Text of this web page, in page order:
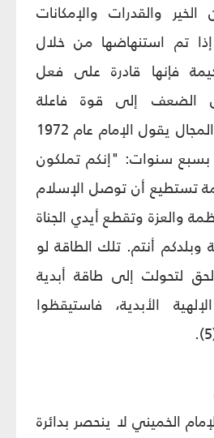
الخير والقدرات والإمكانات
إذا تم استنهاضها من خلال
فإنها قادرة على فعل
الضعف إلى قوة فاعلة
ومؤثرة. وفي هذا المجال يقول الإمام عام 1972
بسبع سنوات: "إنكم تملكون
تستطيع أن توصل الإسلام
والعزة وتقطع أيدي الجناة
وبلدكم أنتم. تلك الطاقة لو
لتحولت إلى طاقة أبدية
الأبدية، فاستيقظوا
الخميني لا ينحصر بدائرة